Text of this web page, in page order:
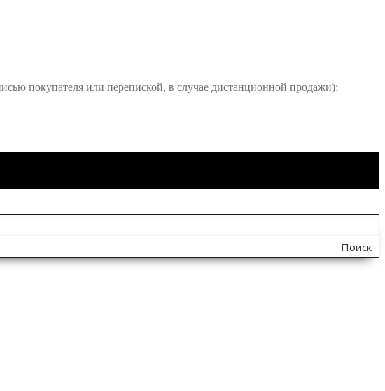
покупателя или перепиской, в случае дистанционной продажи);
Поиск
по